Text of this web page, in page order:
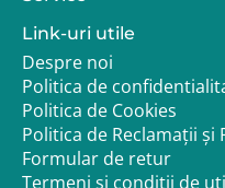
Link-uri utile
Despre noi
Politica de
Politica de Cookies
Politica de Reclamații și
Formular de retur
Termeni si conditii de